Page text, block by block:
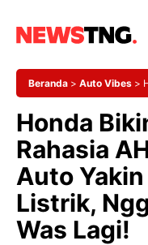
Beranda > Auto Vibes >
Lagi!
Honda
Rahasia
Auto
Listrik,
Was Lagi!